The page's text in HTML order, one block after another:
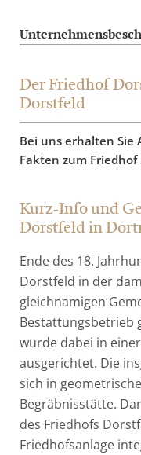
Der Friedhof
Dorstfeld
Bei uns erhalten
Fakten zum
Kurz-Info und
Dorstfeld in
Ende des 18.
Dorstfeld in der
gleichnamigen
Bestattungsbetrieb
wurde dabei in
ausgerichtet. Die
sich in
Begräbnisstätte.
des Friedhofs
Friedhofsanlage